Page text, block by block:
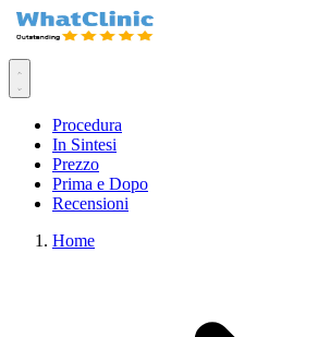
Procedura
In Sintesi
Prezzo
Prima e Dopo
Recensioni
Home